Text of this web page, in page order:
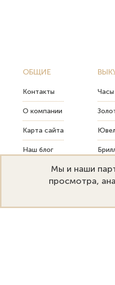
ОБЩИЕ
Контакты
О компании
Карта сайта
Наш блог
Часы
Мы и наши
просмотра,